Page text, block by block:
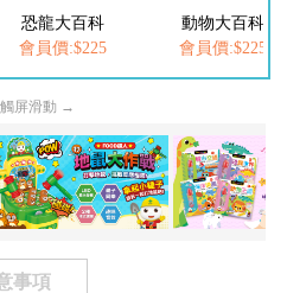
動物大百科
會員價:$225
會員價
屏滑動 →
事項